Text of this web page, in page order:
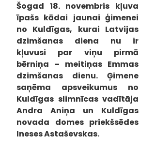
Šogad 18. novembris kļuva
īpašs kādai jaunai ģimenei
no Kuldīgas, kurai Latvijas
dzimšanas diena nu ir
kļuvusi par viņu pirmā
bērniņa – meitiņas Emmas
dzimšanas dienu. Ģimene
saņēma apsveikumus no
Kuldīgas slimnīcas vadītāja
Andra Aniņa un Kuldīgas
novada domes priekšsēdes
Ineses Astaševskas.